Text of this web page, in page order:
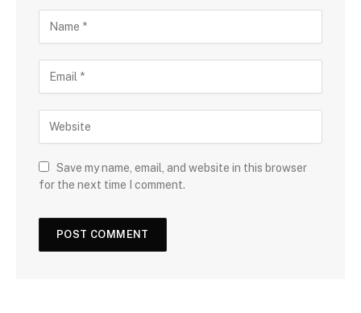
Save my name, email, and website in this browser
for the next time I comment.